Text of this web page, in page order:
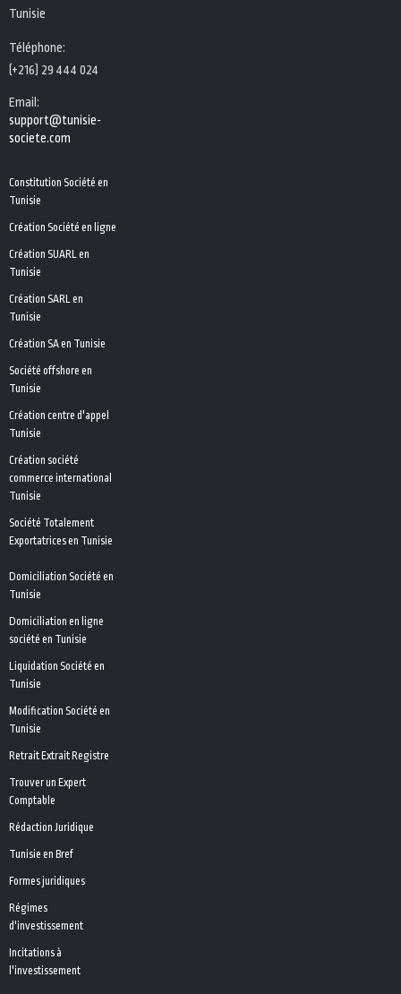
Tunisie
Téléphone:
(+216) 29 444 024
Email:
support@tunisie-
societe.com
Constitution Société en
Tunisie
Création Société en ligne
Création SUARL en
Tunisie
Création SARL en
Tunisie
Création SA en Tunisie
Société offshore en
Tunisie
Création centre d'appel
Tunisie
Création société
commerce international
Tunisie
Société Totalement
Exportatrices en Tunisie
Domiciliation Société en
Tunisie
Domiciliation en ligne
société en Tunisie
Liquidation Société en
Tunisie
Modification Société en
Tunisie
Retrait Extrait Registre
Trouver un Expert
Comptable
Rédaction Juridique
Tunisie en Bref
Formes juridiques
Régimes
d'investissement
Incitations à
l'investissement